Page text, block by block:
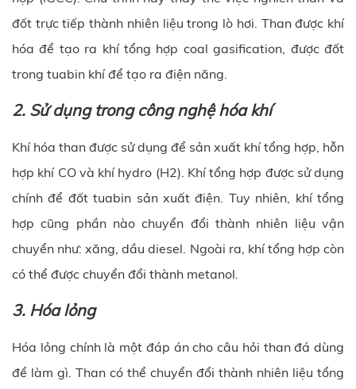
đốt trực tiếp thành nhiên liệu trong lò hơi. Than được khí
hóa để tạo ra khí tổng hợp coal gasification, được đốt
trong tuabin khí để tạo ra điện năng.
2. Sử dụng trong công nghệ hóa khí
Khí hóa than được sử dụng để sản xuất khí tổng hợp, hỗn
hợp khí CO và khí hydro (H2). Khí tổng hợp được sử dụng
chính để đốt tuabin sản xuất điện. Tuy nhiên, khí tổng
hợp cũng phần nào chuyển đổi thành nhiên liệu vận
chuyển như: xăng, dầu diesel. Ngoài ra, khí tổng hợp còn
có thể được chuyển đổi thành metanol.
3. Hóa lỏng
Hóa lỏng chính là một đáp án cho câu hỏi than đá dùng
để làm gì. Than có thể chuyển đổi thành nhiên liệu tổng